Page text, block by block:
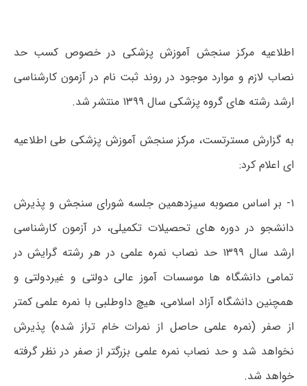
اطلاعیه مرکز سنجش آموزش پزشکی در خصوص کسب حد
نصاب لازم و موارد موجود در روند ثبت نام در آزمون کارشناسی
ارشد رشته ھای گروه پزشکی سال ۱۳۹۹ منتشر شد.
به گزارش مسترتست، مرکز سنجش آموزش پزشکی طی اطلاعیه
ای اعلام کرد:
۱- بر اساس مصوبه سیزدھمین جلسه شورای سنجش و پذیرش
دانشجو در دوره ھای تحصیلات تکمیلی، در آزمون کارشناسی
ارشد سال ۱۳۹۹ حد نصاب نمره علمی در ھر رشته گرایش در
تمامی دانشگاه ھا موسسات آموز عالی دولتی و غیردولتی و
ھمچنین دانشگاه آزاد اسلامی، ھیچ داوطلبی با نمره علمی کمتر
از صفر (نمره علمی حاصل از نمرات خام تراز شده) پذیرش
نخواھد شد و حد نصاب نمره علمی بزرگتر از صفر در نظر گرفته
خواھد شد.